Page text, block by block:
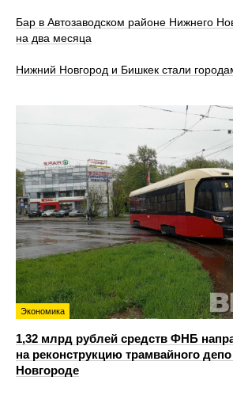
Бар в Автозаводском районе Нижнего
на два месяца
Нижний Новгород и Бишкек стали
Экономика
1,32 млрд рублей средств ФНБ
на реконструкцию трамвайного
Новгороде